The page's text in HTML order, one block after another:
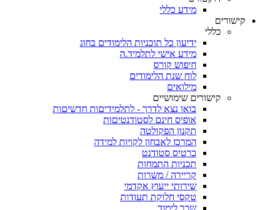
מידע כללי
קישורים
כללי
ידיעון כל תוכניות הלימודים בחוג
מידע אישי לתלמיד.ה
חיפוש קורס
לוח שנת הלימודים
מילואים
קישורים שימושיים
בואו נצא לדרך - לתלמידיםות חדשיםות
אופיס חינם לסטודנטיםות
תקנון הפקולטה
המרכז לאבחון לקויות למידה
כרטיס סטודנט
תכניות התמחות
קריירה / משרות
שירותי ייעוץ אקדמי
טקסי חלוקת תעודות
שכר לימוד